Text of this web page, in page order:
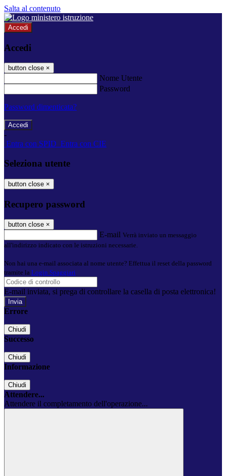
Salta al contenuto
Accedi
Accedi
button close ×
Nome Utente
Password
Password dimenticata?
-
Entra con SPID Entra con CIE
Seleziona utente
button close ×
Recupero password
button close ×
E-mail Verrà inviato un messaggio
all'indirizzo indicato con le istruzioni necessarie.
Non hai una e-mail associata al nome utente? Effettua il reset della password
tramite la Login Spaggiari
E-mail inviata, si prega di controllare la casella di posta elettronica!
Errore
Chiudi
Successo
Chiudi
Informazione
Chiudi
Attendere...
Attendere il completamento dell'operazione...